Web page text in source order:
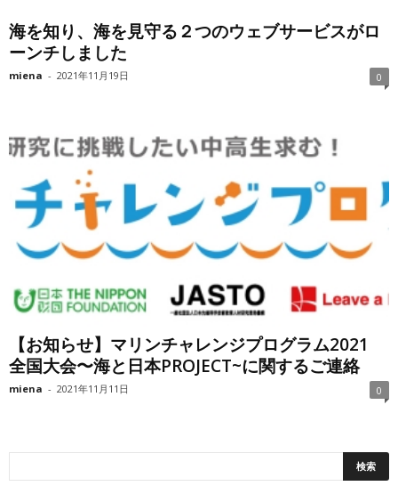
海を知り、海を見守る２つのウェブサービスがロ
ーンチしました
miena - 2021年11月19日 0
【お知らせ】マリンチャレンジプログラム2021
全国大会〜海と日本PROJECT~に関するご連絡
miena - 2021年11月11日 0